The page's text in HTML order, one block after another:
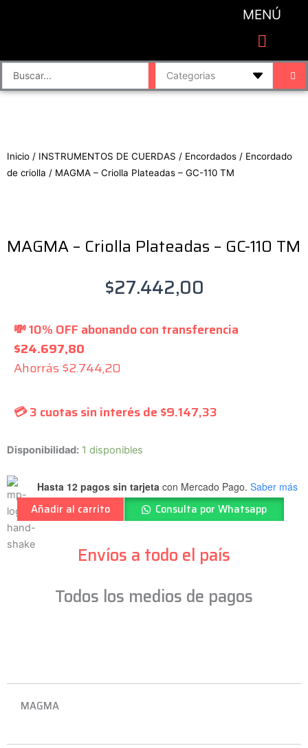
MENÚ
Search
...
Inicio / INSTRUMENTOS DE CUERDAS / Encordados / Encordado
de criolla / MAGMA – Criolla Plateadas – GC-110 TM
MAGMA – Criolla Plateadas – GC-110 TM
$27.442,00
💸 10% OFF abonando con transferencia
$24.697,80
Ahorrás $2.744,20
💳 3 cuotas sin interés de $9.147,33
Disponibilidad: 1 disponibles
Hasta 12 pagos sin tarjeta con Mercado Pago. Saber más
MAGMA
Criolla
Plateadas
-
GC-
110
Añadir al carrito Consulta por Whatsapp
Envíos a todo el país
Todos los medios de pagos
MAGMA